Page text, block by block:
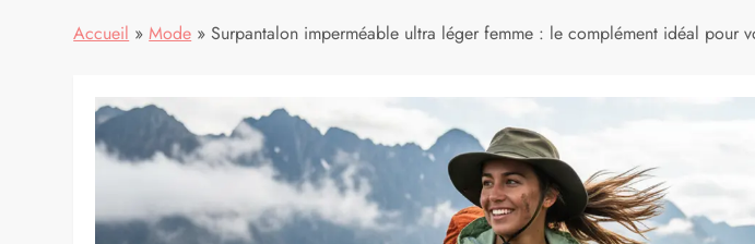
Accueil »Mode »Surpantalon imperméable ultra léger femme : le complément idéal pour